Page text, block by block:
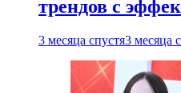
трендов с
3 месяца спустя3 месяца